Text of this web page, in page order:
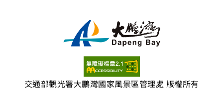
交通部觀光署大鵬灣國家風景區管理處 版權所有